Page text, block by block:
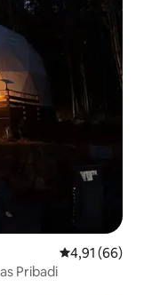
Nilai rata-rata
4,91 (66)
Pribadi